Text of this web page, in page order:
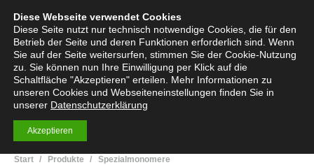
English Deutsch
Chemie Spezialchemie
Über 200 Spezialchemikalien und Premiumprodukte
Sie befinden sich hier:
Start Produkte Spezialmonomere
Diese Webseite verwendet Cookies
Diese Seite nutzt nur technisch notwendige Cookies, die für den
Betrieb der Seite und deren Funktionen erforderlich sind. Wenn
Sie auf der Seite weitersurfen, stimmen Sie der Cookie-Nutzung
zu. Sie können nun Ihre Einwilligung per Klick auf die
Schaltfläche "Akzeptieren" erteilen. Mehr Informationen zu
unseren Cookies und Webseiteneinstellungen finden Sie in
unserer Datenschutzerklärung
Akzeptieren